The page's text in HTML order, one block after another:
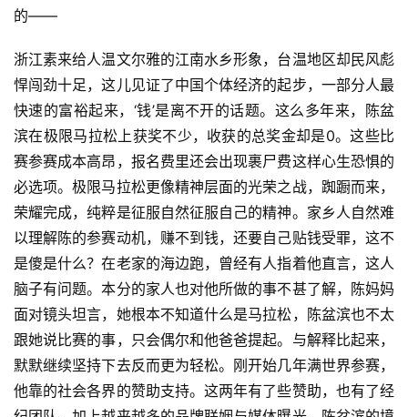
的——
浙江素来给人温文尔雅的江南水乡形象，台温地区却民风彪
悍闯劲十足，这儿见证了中国个体经济的起步，一部分人最
快速的富裕起来，‘钱’是离不开的话题。这么多年来，陈盆
滨在极限马拉松上获奖不少，收获的总奖金却是0。这些比
赛参赛成本高昂，报名费里还会出现裹尸费这样心生恐惧的
必选项。极限马拉松更像精神层面的光荣之战，踟蹰而来，
荣耀完成，纯粹是征服自然征服自己的精神。家乡人自然难
以理解陈的参赛动机，赚不到钱，还要自己贴钱受罪，这不
是傻是什么？在老家的海边跑，曾经有人指着他直言，这人
脑子有问题。本分的家人也对他所做的事不甚了解，陈妈妈
面对镜头坦言，她根本不知道什么是马拉松，陈盆滨也不太
跟她说比赛的事，只会偶尔和他爸爸提起。与解释比起来，
默默继续坚持下去反而更为轻松。刚开始几年满世界参赛，
他靠的社会各界的赞助支持。这两年有了些赞助，也有了经